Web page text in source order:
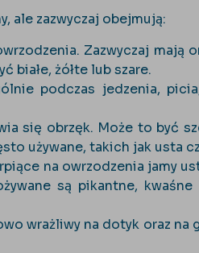
ale zazwyczaj obejmują:
Zazwyczaj mają
białe, żółte lub szare.
podczas jedzenia,
się obrzęk. Może to być
używane, takich jak usta
na owrzodzenia jamy
są pikantne, kwaśne
wrażliwy na dotyk oraz na